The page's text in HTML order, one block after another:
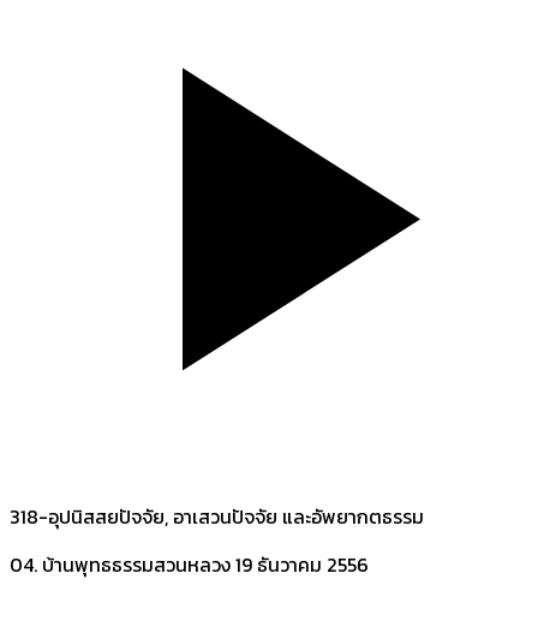
318-อุปนิสสยปัจจัย, อาเสวนปัจจัย และอัพยากตธรรม
04. บ้านพุทธธรรมสวนหลวง19 ธันวาคม 2556